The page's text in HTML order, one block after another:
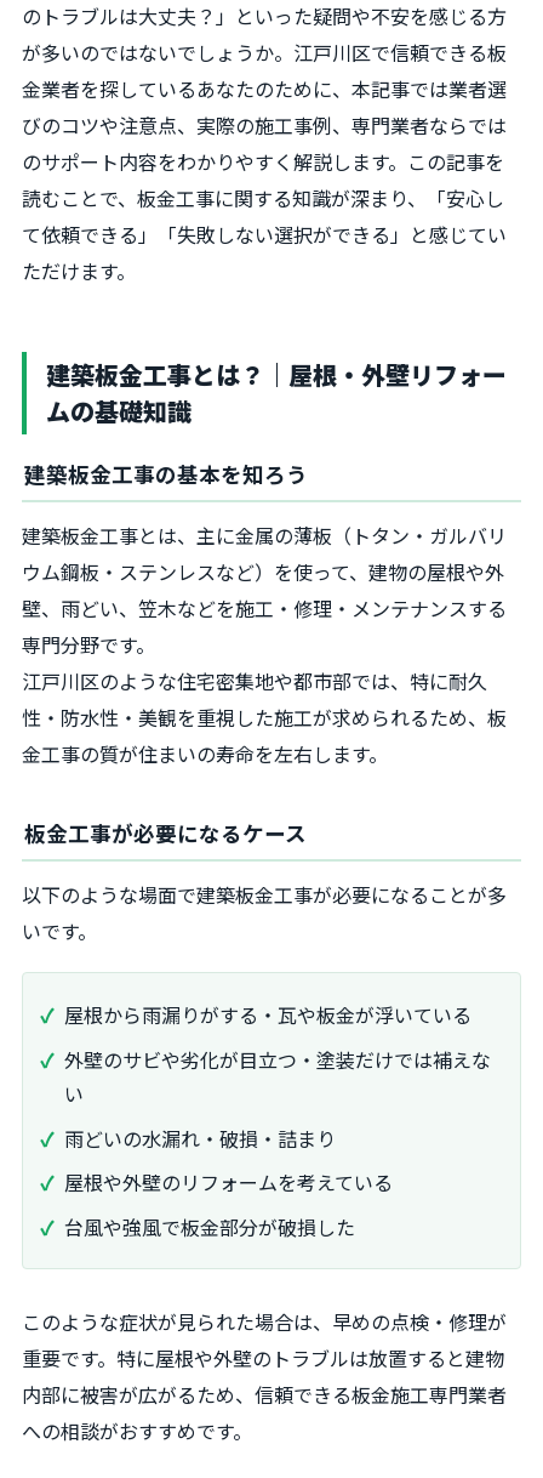
のトラブルは大丈夫？」といった疑問や不安を感じる方
が多いのではないでしょうか。江戸川区で信頼できる板
金業者を探しているあなたのために、本記事では業者選
びのコツや注意点、実際の施工事例、専門業者ならでは
のサポート内容をわかりやすく解説します。この記事を
読むことで、板金工事に関する知識が深まり、「安心し
て依頼できる」「失敗しない選択ができる」と感じてい
ただけます。
建築板金工事とは？｜屋根・外壁リフォー
ムの基礎知識
建築板金工事の基本を知ろう
建築板金工事とは、主に金属の薄板（トタン・ガルバリ
ウム鋼板・ステンレスなど）を使って、建物の屋根や外
壁、雨どい、笠木などを施工・修理・メンテナンスする
専門分野です。
江戸川区のような住宅密集地や都市部では、特に耐久
性・防水性・美観を重視した施工が求められるため、板
金工事の質が住まいの寿命を左右します。
板金工事が必要になるケース
以下のような場面で建築板金工事が必要になることが多
いです。
屋根から雨漏りがする・瓦や板金が浮いている
外壁のサビや劣化が目立つ・塗装だけでは補えな
い
雨どいの水漏れ・破損・詰まり
屋根や外壁のリフォームを考えている
台風や強風で板金部分が破損した
このような症状が見られた場合は、早めの点検・修理が
重要です。特に屋根や外壁のトラブルは放置すると建物
内部に被害が広がるため、信頼できる板金施工専門業者
への相談がおすすめです。